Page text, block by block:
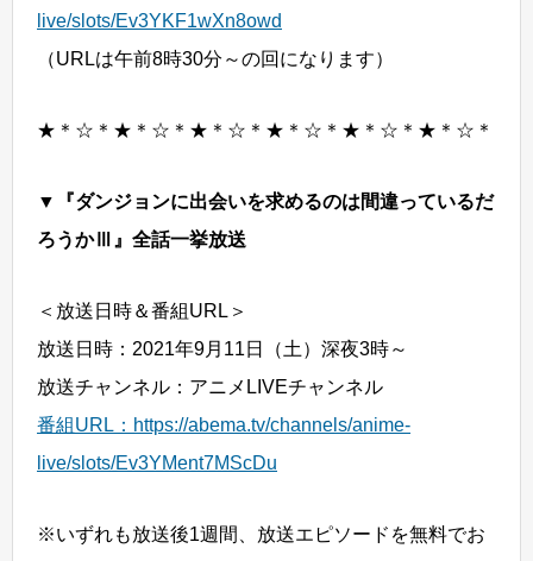
live/slots/Ev3YKF1wXn8owd
（URLは午前8時30分～の回になります）
★＊☆＊★＊☆＊★＊☆＊★＊☆＊★＊☆＊★＊☆＊
▼『ダンジョンに出会いを求めるのは間違っているだ
ろうかⅢ』全話一挙放送
＜放送日時＆番組URL＞
放送日時：2021年9月11日（土）深夜3時～
放送チャンネル：アニメLIVEチャンネル
番組URL：https://abema.tv/channels/anime-
live/slots/Ev3YMent7MScDu
※いずれも放送後1週間、放送エピソードを無料でお